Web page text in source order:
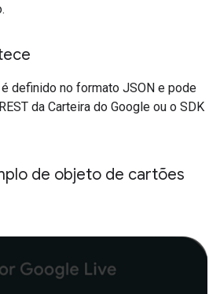
definido no formato JSON e pode
da Carteira do Google ou o SDK
de objeto de cartões